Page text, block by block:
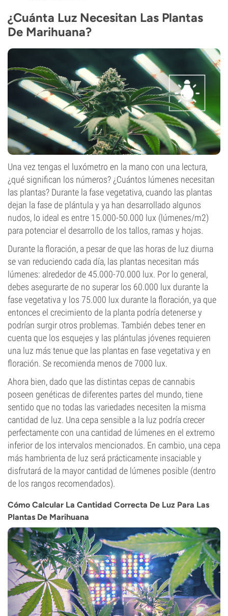
¿Cuánta Luz Necesitan Las Plantas
De Marihuana?
Una vez tengas el luxómetro en la mano con una lectura,
¿qué significan los números? ¿Cuántos lúmenes necesitan
las plantas? Durante la fase vegetativa, cuando las plantas
dejan la fase de plántula y ya han desarrollado algunos
nudos, lo ideal es entre 15.000-50.000 lux (lúmenes/m2)
para potenciar el desarrollo de los tallos, ramas y hojas.
Durante la floración, a pesar de que las horas de luz diurna
se van reduciendo cada día, las plantas necesitan más
lúmenes: alrededor de 45.000-70.000 lux. Por lo general,
debes asegurarte de no superar los 60.000 lux durante la
fase vegetativa y los 75.000 lux durante la floración, ya que
entonces el crecimiento de la planta podría detenerse y
podrían surgir otros problemas. También debes tener en
cuenta que los esquejes y las plántulas jóvenes requieren
una luz más tenue que las plantas en fase vegetativa y en
floración. Se recomienda menos de 7000 lux.
Ahora bien, dado que las distintas cepas de cannabis
poseen genéticas de diferentes partes del mundo, tiene
sentido que no todas las variedades necesiten la misma
cantidad de luz. Una cepa sensible a la luz podría crecer
perfectamente con una cantidad de lúmenes en el extremo
inferior de los intervalos mencionados. En cambio, una cepa
más hambrienta de luz será prácticamente insaciable y
disfrutará de la mayor cantidad de lúmenes posible (dentro
de los rangos recomendados).
Cómo Calcular La Cantidad Correcta De Luz Para Las
Plantas De Marihuana